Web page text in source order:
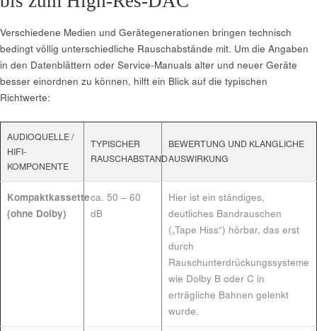
Verschiedene Medien und Gerätegenerationen bringen technisch
bedingt völlig unterschiedliche Rauschabstände mit. Um die Angaben
in den Datenblättern oder Service-Manuals alter und neuer Geräte
besser einordnen zu können, hilft ein Blick auf die typischen
Richtwerte:
AUDIOQUELLE /
HIFI-
KOMPONENTE
TYPISCHER
RAUSCHABSTAND
BEWERTUNG UND KLANGLICHE
AUSWIRKUNG
Kompaktkassette
(ohne Dolby)
ca. 50 – 60
dB
Hier ist ein ständiges,
deutliches Bandrauschen
(„Tape Hiss“) hörbar, das erst
durch
Rauschunterdrückungssysteme
wie Dolby B oder C in
erträgliche Bahnen gelenkt
wurde.